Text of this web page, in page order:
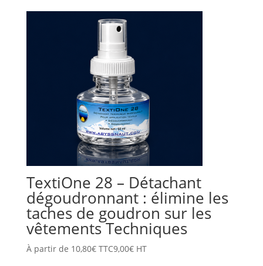
TextiOne 28 – Détachant
dégoudronnant : élimine les
taches de goudron sur les
vêtements Techniques
À partir de 10,80€TTC9,00€HT